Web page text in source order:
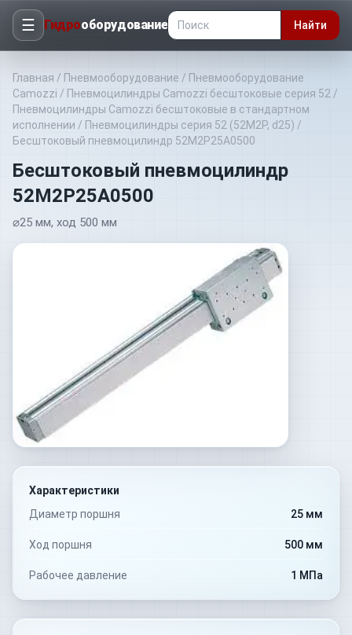
☰ Гидрооборудование Найти
Главная / Пневмооборудование / Пневмооборудование
Camozzi / Пневмоцилиндры Camozzi бесштоковые серия 52 /
Пневмоцилиндры Camozzi бесштоковые в стандартном
исполнении / Пневмоцилиндры серия 52 (52M2P, d25) /
Бесштоковый пневмоцилиндр 52M2P25A0500
Бесштоковый пневмоцилиндр
52M2P25A0500
⌀25 мм, ход 500 мм
Характеристики
Диаметр поршня
25 мм
Ход поршня 500 мм
Рабочее давление 1 МПа